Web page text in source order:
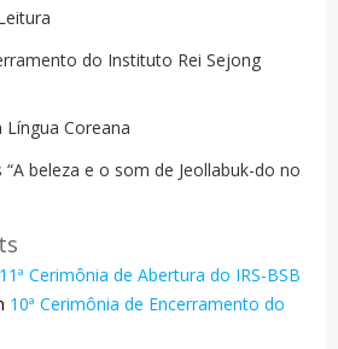
do Instituto Rei Sejong
Coreana
beleza e o som de Jeollabuk-do no
11ª Cerimônia de Abertura do IRS-BSB
10ª Cerimônia de Encerramento do